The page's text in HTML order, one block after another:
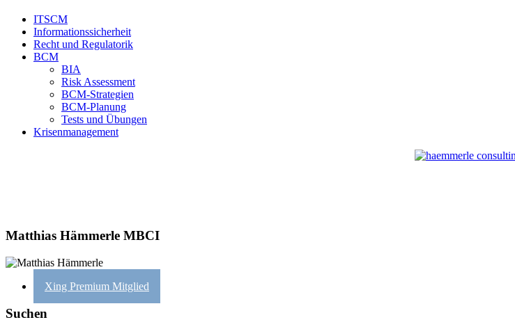
ITSCM
Informationssicherheit
Recht und Regulatorik
BCM
BIA
Risk Assessment
BCM-Strategien
BCM-Planung
Tests und Übungen
Krisenmanagement
Matthias Hämmerle MBCI
Xing Premium Mitglied
Suchen